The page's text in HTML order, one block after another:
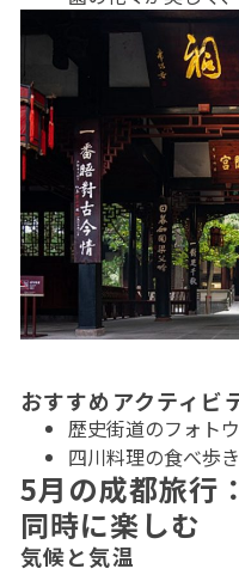
おすすめアクティビ
歴史街道のフォト
四川料理の食べ歩
5月の成都旅行
同時に楽しむ
気候と気温